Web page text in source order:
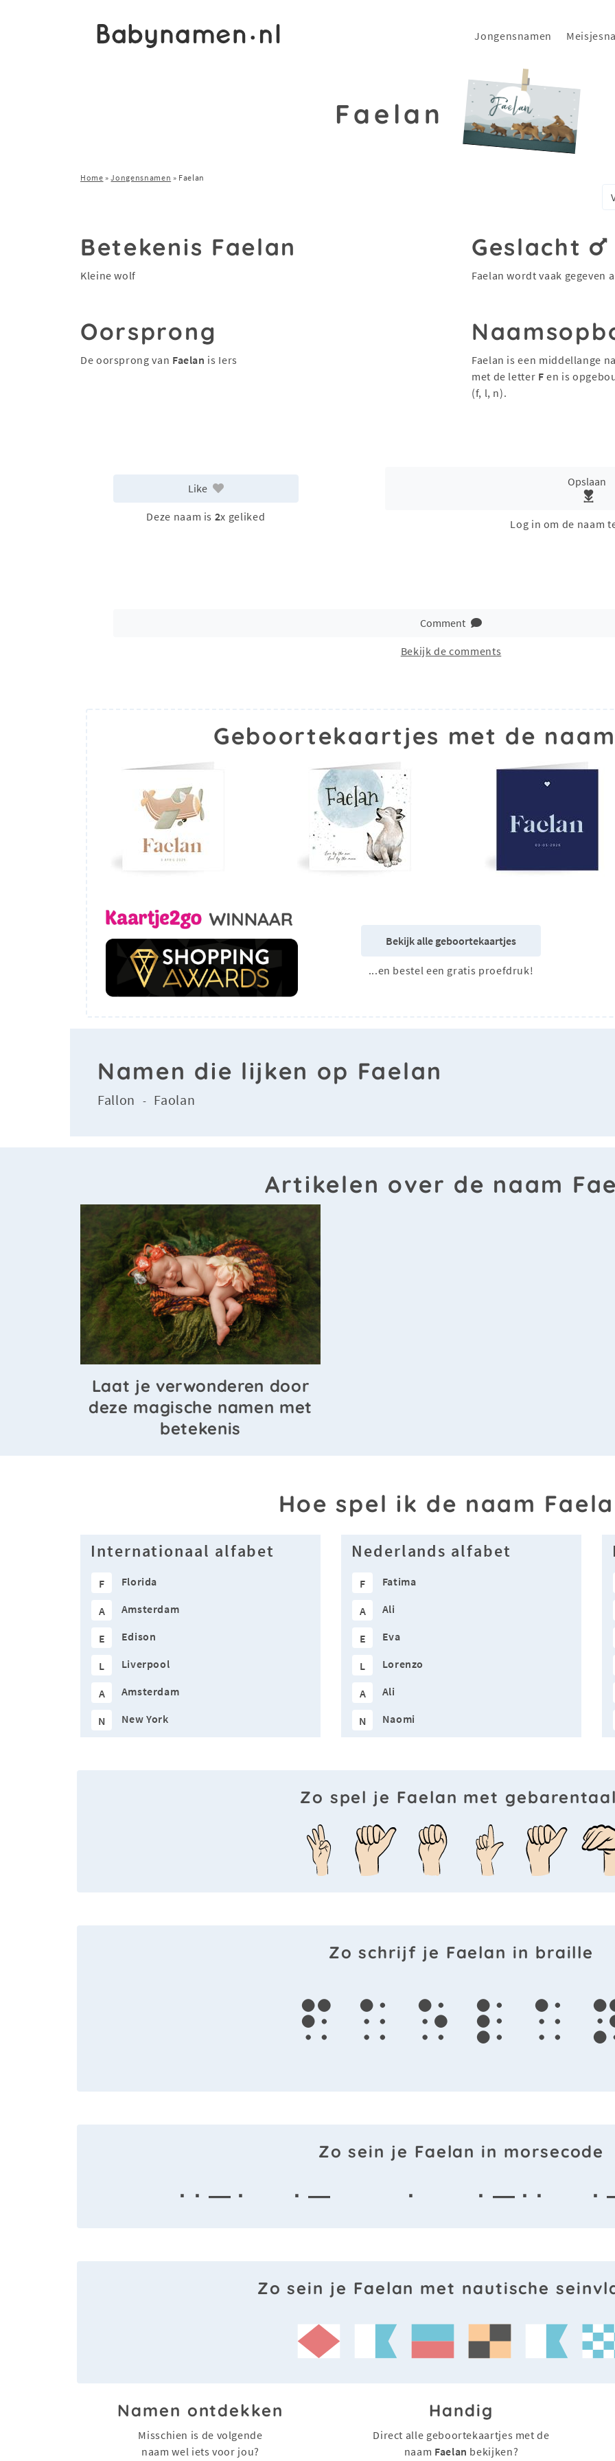
Jongensnamen
Faelan
Home »Jongensnamen » Faelan
Betekenis Faelan
Kleine wolf
Geslacht
Faelan wordt vaak gegeven
Oorsprong
De oorsprong van Faelan is Iers
Faelan is een middellange
met de letter F en is
(f, l, n).
Like
Deze naam is 2x geliked
Opslaan
Log in om de naam
Comment
Bekijk de comments
Geboortekaartjes met de
Bekijk alle geboortekaartjes
...en bestel een gratis proefdruk!
Namen die lijken op Faelan
Fallon - Faolan
Artikelen over de naam
Laat je verwonderen door
deze magische namen met
betekenis
Hoe spel ik de naam
Internationaal alfabet
F Florida
A Amsterdam
E Edison
L Liverpool
A Amsterdam
N New York
Nederlands alfabet
F Fatima
A Ali
E Eva
L Lorenzo
A Ali
N Naomi
Zo spel je Faelan met
Zo schrijf je Faelan in braille
f a e l a
Zo sein je Faelan in morsecode
· · — · · — · · — · · ·
Zo sein je Faelan met nautische
Namen ontdekken
Misschien is de volgende
naam wel iets voor jou?
Handig
Direct alle geboortekaartjes met de
naam Faelan bekijken?